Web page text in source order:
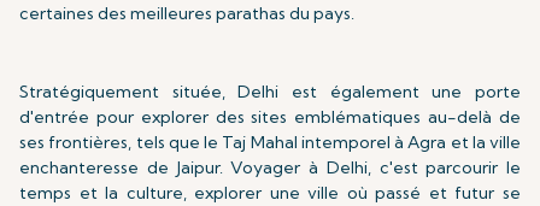
certaines des meilleures parathas du pays.
Stratégiquement située, Delhi est également une porte
d'entrée pour explorer des sites emblématiques au-delà de
ses frontières, tels que le Taj Mahal intemporel à Agra et la ville
enchanteresse de Jaipur. Voyager à Delhi, c'est parcourir le
temps et la culture, explorer une ville où passé et futur se